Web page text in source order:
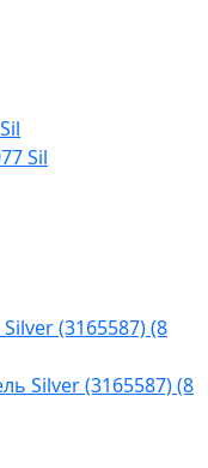
Sil
Silver (3165587) (8